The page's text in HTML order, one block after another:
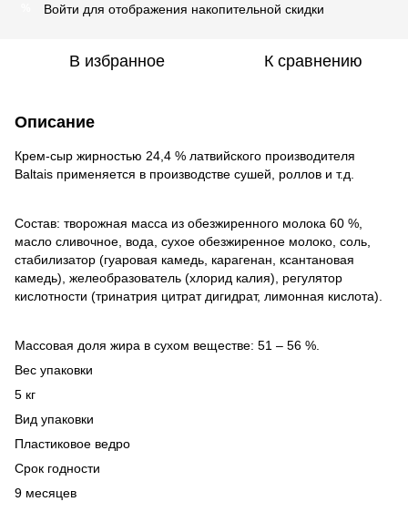
Войти для отображения накопительной скидки
В избранное К сравнению
Описание
Крем-сыр жирностью 24,4 % латвийского производителя
Baltais применяется в производстве сушей, роллов и т.д.
Состав: творожная масса из обезжиренного молока 60 %,
масло сливочное, вода, сухое обезжиренное молоко, соль,
стабилизатор (гуаровая камедь, карагенан, ксантановая
камедь), желеобразователь (хлорид калия), регулятор
кислотности (тринатрия цитрат дигидрат, лимонная кислота).
Массовая доля жира в сухом веществе: 51 – 56 %.
Вес упаковки
5 кг
Вид упаковки
Пластиковое ведро
Срок годности
9 месяцев